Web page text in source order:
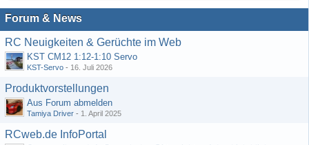
Forum & News
RC Neuigkeiten & Gerüchte im Web
KST CM12 1:12-1:10 Servo
KST-Servo - 16. Juli 2026
Produktvorstellungen
Aus Forum abmelden
Tamiya Driver - 1. April 2025
RCweb.de InfoPortal